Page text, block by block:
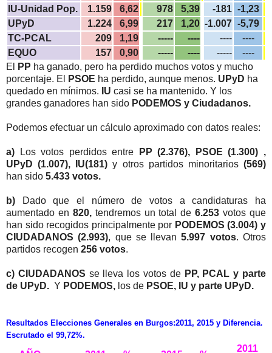
IU-Unidad Pop.
1.159 6,62 978 5,39 -181 -1,23
UPyD
1.224 6,99 217 1,20 -1.007 -5,79
TC-PCAL
209 1,19 ----- ---- ----
----
EQUO
157 0,90 ----- ---- -----
----
El
PP ha ganado, pero ha perdido muchos votos y mucho
porcentaje. El
PSOE ha perdido, aunque menos. UPyD ha
quedado en mínimos. IU casi se ha mantenido. Y los
grandes ganadores han sido PODEMOS y Ciudadanos.
Podemos efectuar un cálculo aproximado con datos reales:
a) Los votos perdidos entre PP (2.376), PSOE (1.300) ,
UPyD (1.007), IU(181) y otros partidos minoritarios(569)
han sido 5.433 votos.
b) Dado que el número de votos a candidaturas ha
aumentado en 820,tendremos un total de6.253votos que
han sido recogidos principalmente por PODEMOS (3.004) y
CIUDADANOS (2.993), que se llevan5.997 votos. Otros
partidos recogen 256 votos.
c) CIUDADANOS se lleva los votos de PP, PCAL y parte
de UPyD. Y PODEMOS, los de PSOE, IU y parte UPyD.
Resultados Elecciones Generales en Burgos:2011, 2015 y Diferencia.
Escrutado el 99,72%.
2011